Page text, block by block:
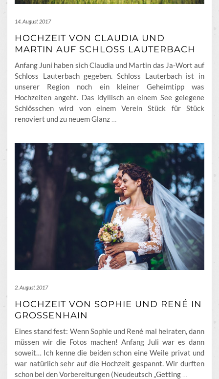
14. August 2017
HOCHZEIT VON CLAUDIA UND
MARTIN AUF SCHLOSS LAUTERBACH
Anfang Juni haben sich Claudia und Martin das Ja-Wort auf
Schloss Lauterbach gegeben. Schloss Lauterbach ist in
unserer Region noch ein kleiner Geheimtipp was
Hochzeiten angeht. Das idyllisch an einem See gelegene
Schlösschen wird von einem Verein Stück für Stück
renoviert und zu neuem Glanz …
2. August 2017
HOCHZEIT VON SOPHIE UND RENÉ IN
GROSSENHAIN
Eines stand fest: Wenn Sophie und René mal heiraten, dann
müssen wir die Fotos machen! Anfang Juli war es dann
soweit… Ich kenne die beiden schon eine Weile privat und
war natürlich sehr auf die Hochzeit gespannt. Wir durften
schon bei den Vorbereitungen (Neudeutsch „Getting